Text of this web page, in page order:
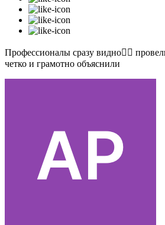
Профессионалы сразу видно👍🏻
четко и грамотно объяснили